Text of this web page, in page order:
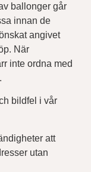
ballonger går
innan de
angivet
När
inte ordna med
bildfel i vår
att
utan